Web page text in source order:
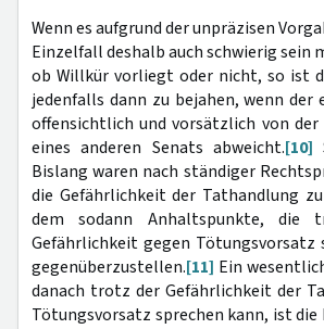
Wenn es aufgrund der unpräzisen
Einzelfall deshalb auch schwierig sein
ob Willkür vorliegt oder nicht, so ist
jedenfalls dann zu bejahen, wenn der
offensichtlich und vorsätzlich von der
eines anderen Senats abweicht.[10]
Bislang waren nach ständiger
die Gefährlichkeit der Tathandlung
dem sodann Anhaltspunkte, die
Gefährlichkeit gegen Tötungsvorsatz
gegenüberzustellen.[11] Ein
danach trotz der Gefährlichkeit der
Tötungsvorsatz sprechen kann, ist die